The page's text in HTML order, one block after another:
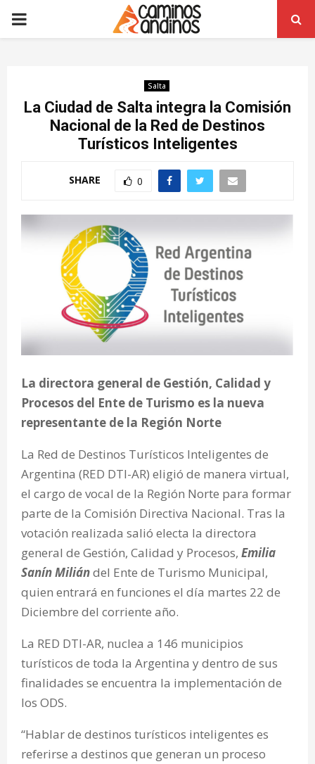
PRIMARY
Salta
La Ciudad de Salta integra la Comisión
Nacional de la Red de Destinos
Turísticos Inteligentes
SHARE 0
La directora general de Gestión, Calidad y
Procesos del Ente de Turismo es la nueva
representante de la Región Norte
La Red de Destinos Turísticos Inteligentes de
Argentina (RED DTI-AR) eligió de manera virtual,
el cargo de vocal de la Región Norte para formar
parte de la Comisión Directiva Nacional. Tras la
votación realizada salió electa la directora
general de Gestión, Calidad y Procesos, Emilia
Sanín Miliándel Ente de Turismo Municipal,
quien entrará en funciones el día martes 22 de
Diciembre del corriente año.
La RED DTI-AR, nuclea a 146 municipios
turísticos de toda la Argentina y dentro de sus
finalidades se encuentra la implementación de
los ODS.
“Hablar de destinos turísticos inteligentes es
referirse a destinos que generan un proceso